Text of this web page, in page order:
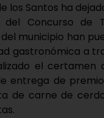
los Santos ha
Concurso de
municipio han
gastronómica a
el certamen
entrega de
de carne de